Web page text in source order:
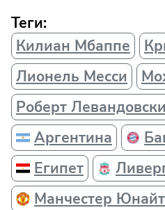
Теги:
Килиан Мбаппе
Лионель Месси
Роберт Левандовски
Аргентина
Египет
Манчестер